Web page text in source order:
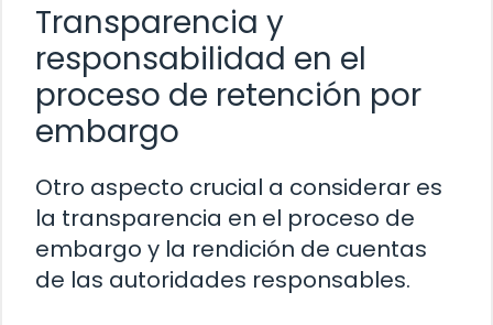
Transparencia y
responsabilidad en el
proceso de retención por
embargo
Otro aspecto crucial a considerar es
la transparencia en el proceso de
embargo y la rendición de cuentas
de las autoridades responsables.